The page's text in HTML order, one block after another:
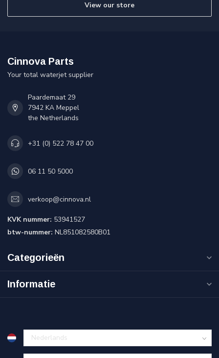
View our store
Cinnova Parts
Your total waterjet supplier
Paardemaat 29
7942 KA Meppel
the Netherlands
+31 (0) 522 78 47 00
06 11 50 5000
verkoop@cinnova.nl
KVK nummer: 53941527
btw-nummer: NL851082580B01
Categorieën
Informatie